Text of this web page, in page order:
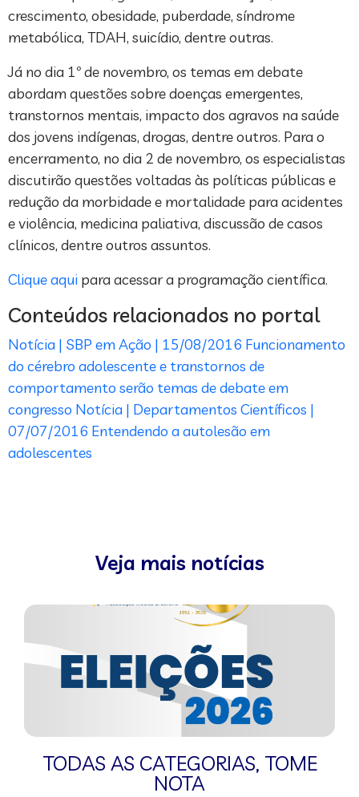
crescimento, obesidade, puberdade, síndrome
metabólica, TDAH, suicídio, dentre outras.
Já no dia 1º de novembro, os temas em debate
abordam questões sobre doenças emergentes,
transtornos mentais, impacto dos agravos na saúde
dos jovens indígenas, drogas, dentre outros. Para o
encerramento, no dia 2 de novembro, os especialistas
discutirão questões voltadas às políticas públicas e
redução da morbidade e mortalidade para acidentes
e violência, medicina paliativa, discussão de casos
clínicos, dentre outros assuntos.
Clique aqui para acessar a programação científica.
Conteúdos relacionados no portal
Notícia | SBP em Ação | 15/08/2016 Funcionamento
do cérebro adolescente e transtornos de
comportamento serão temas de debate em
congresso Notícia | Departamentos Científicos |
07/07/2016 Entendendo a autolesão em
adolescentes
Veja mais notícias
TODAS AS CATEGORIAS, TOME
NOTA